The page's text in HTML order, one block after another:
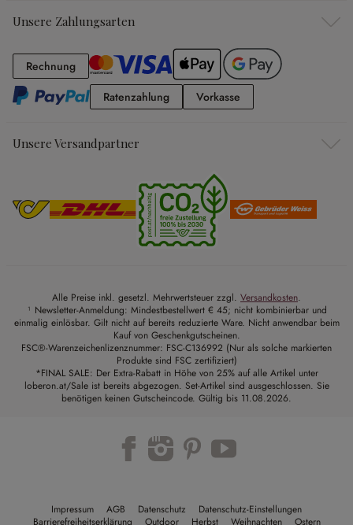
Unsere Zahlungsarten
RechnungRechnung
RatenzahlungRatenzahlung
Vorkasse
Unsere Versandpartner
Alle Preise inkl. gesetzl. Mehrwertsteuer zzgl. Versandkosten.
¹ Newsletter-Anmeldung: Mindestbestellwert € 45; nicht kombinierbar und
einmalig einlösbar. Gilt nicht auf bereits reduzierte Ware. Nicht anwendbar beim
Kauf von Geschenkgutscheinen.
FSC®-Warenzeichenlizenznummer: FSC-C136992 (Nur als solche markierten
Produkte sind FSC zertifiziert)
*FINAL SALE: Der Extra-Rabatt in Höhe von 25% auf alle Artikel unter
loberon.at/Sale ist bereits abgezogen. Set-Artikel sind ausgeschlossen. Sie
benötigen keinen Gutscheincode. Gültig bis 11.08.2026.
Impressum AGB Datenschutz
Datenschutz-Einstellungen
Barrierefreiheitserklärung
Outdoor Herbst Weihnachten Ostern